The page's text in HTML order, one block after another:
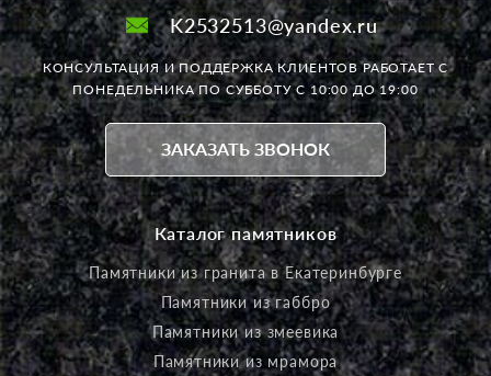
K2532513@yandex.ru
КОНСУЛЬТАЦИЯ И ПОДДЕРЖКА КЛИЕНТОВ РАБОТАЕТС
ПОНЕДЕЛЬНИКА ПО СУББОТУ С 10:00 ДО 19:00
ЗАКАЗАТЬ ЗВОНОК
Каталог памятников
Памятники из гранита в Екатеринбурге
Памятники из габбро
Памятники из змеевика
Памятники из мрамора